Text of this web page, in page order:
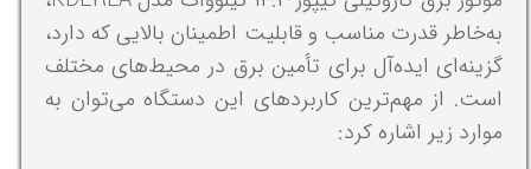
به‌خاطر قدرت مناسب و قابلیت اطمینان بالایی که دارد،
گزینه‌ای ایده‌آل برای تأمین برق در محیط‌های مختلف
است. از مهم‌ترین کاربردهای این دستگاه می‌توان به
موارد زیر اشاره کرد: